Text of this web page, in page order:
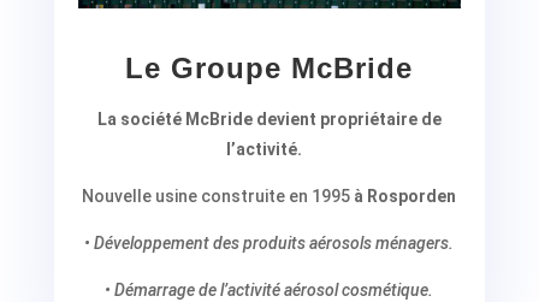
Le Groupe McBride
La société McBride devient propriétaire de
l’activité.
Nouvelle usine construite en 1995 à Rosporden
• Développement des produits aérosols ménagers.
• Démarrage de l’activité aérosol cosmétique.